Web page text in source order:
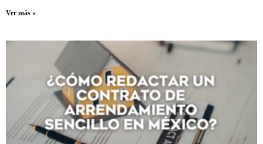
Ver más »